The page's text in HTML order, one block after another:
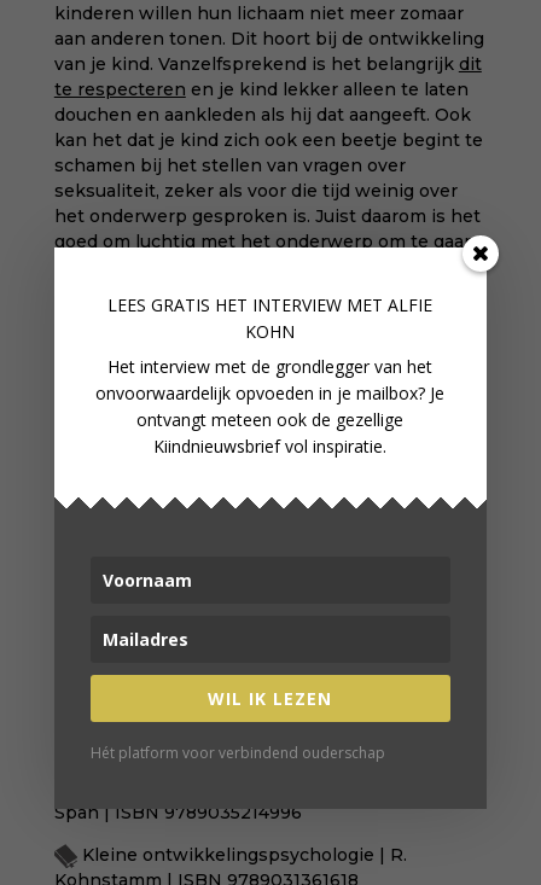
kinderen willen hun lichaam niet meer zomaar
aan anderen tonen. Dit hoort bij de ontwikkeling
van je kind. Vanzelfsprekend is het belangrijk dit
te respecteren en je kind lekker alleen te laten
douchen en aankleden als hij dat aangeeft. Ook
kan het dat je kind zich ook een beetje begint te
schamen bij het stellen van vragen over
seksualiteit, zeker als voor die tijd weinig over
het onderwerp gesproken is. Juist daarom is het
goed om luchtig met het onderwerp om te gaan
SEKSE-IDENTITEIT
In het begin van deze fase, zo rond de zeven jaar,
beseft het kind dat het geslacht niet meer
verandert. Ook ziet je kind nu dat de
geslachtskenmerken de belangrijkste basis
vormen voor het onderscheid tussen mannen en
zich duidelijke jongens- en meisjesgroepen, er
soms wel verliefd lijken of het zelf ook zo
het is dan nog meer iets als extra-lief vinden.
BRONNEN
Kleine mensen, grote gevoelens | Sanderijn
van der Doef | ISBN
9789021618906
Span | ISBN9789035214996
Kleine ontwikkelingspsychologie | R.
Kohnstamm | ISBN 9789031361618
LEES GRATIS HET INTERVIEW MET ALFIE
KOHN
Het interview met de grondlegger van het
onvoorwaardelijk opvoeden in je mailbox? Je
ontvangt meteen ook de gezellige
Kiindnieuwsbrief vol inspiratie.
WIL IK LEZEN
Hét platform voor verbindend ouderschap